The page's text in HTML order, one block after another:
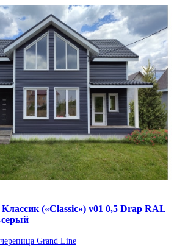
(«Classic») v01 0,5 Drap RAL
серый
Grand Line